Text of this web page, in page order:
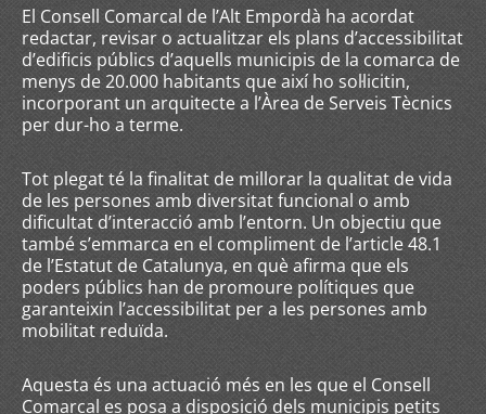
El Consell Comarcal de l’Alt Empordà ha acordat
redactar, revisar o actualitzar els plans d’accessibilitat
d’edificis públics d’aquells municipis de la comarca de
menys de 20.000 habitants que així ho sol·licitin,
incorporant un arquitecte a l’Àrea de Serveis Tècnics
per dur-ho a terme.
Tot plegat té la finalitat de millorar la qualitat de vida
de les persones amb diversitat funcional o amb
dificultat d’interacció amb l’entorn. Un objectiu que
també s’emmarca en el compliment de l’article 48.1
de l’Estatut de Catalunya, en què afirma que els
poders públics han de promoure polítiques que
garanteixin l’accessibilitat per a les persones amb
mobilitat reduïda.
Aquesta és una actuació més en les que el Consell
Comarcal es posa a disposició dels municipis petits